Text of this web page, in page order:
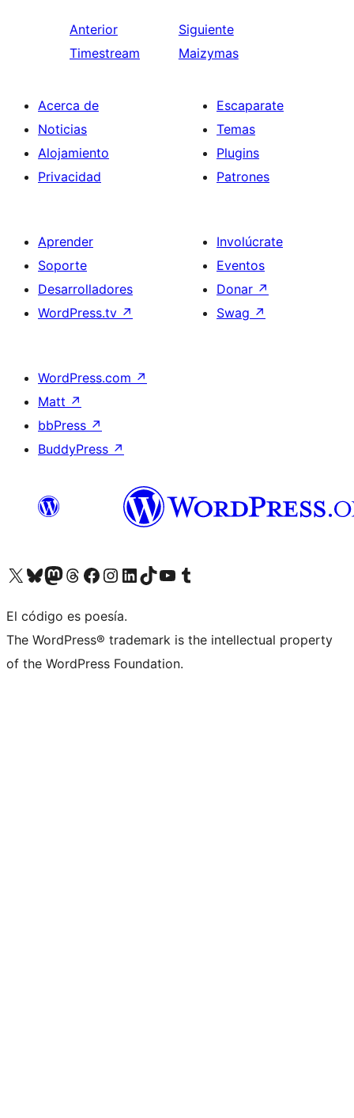
Anterior
Timestream
Siguiente
Maizymas
Acerca de
Noticias
Alojamiento
Privacidad
Escaparate
Temas
Plugins
Patrones
Aprender
Soporte
Desarrolladores
WordPress.tv ↗
Involúcrate
Eventos
Donar ↗
Swag ↗
WordPress.com ↗
Matt ↗
bbPress ↗
BuddyPress ↗
Visita nuestra cuenta de X (anteriormente Twitter)
Visita nuestra cuenta de Bluesky
Visita nuestra cuenta de Mastodon
Visita nuestra cuenta de Threads
Visita nuestra página de Facebook
Visita nuestra cuenta de Instagram
Visita nuestra cuenta de LinkedIn
Visita nuestra cuenta de TikTok
Visita nuestro canal de YouTube
Visita nuestra cuenta de Tumblr
El código es poesía.
The WordPress® trademark is the intellectual property
of the WordPress Foundation.